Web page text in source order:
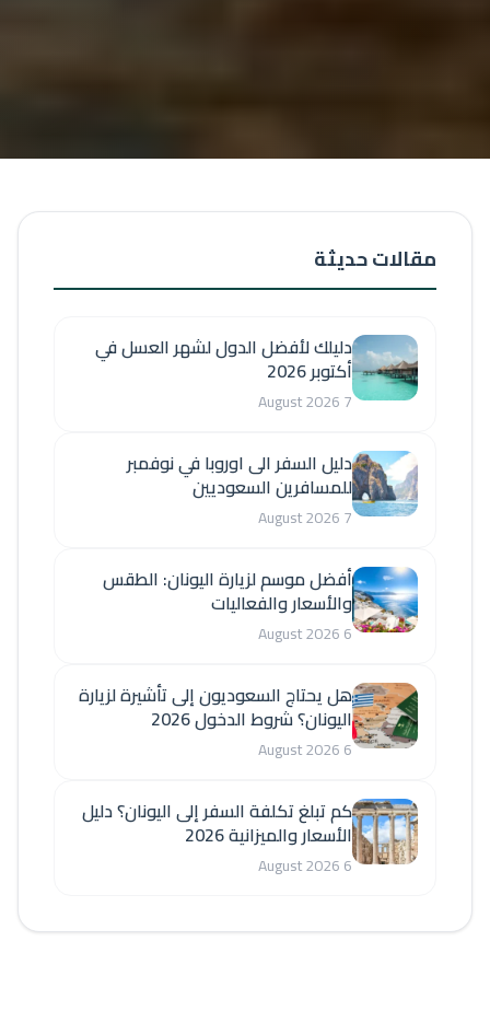
مقالات حديثة
دليلك لأفضل الدول لشهر العسل في
أكتوبر 2026
7 August 2026
دليل السفر الى اوروبا في نوفمبر
للمسافرين السعوديين
7 August 2026
أفضل موسم لزيارة اليونان: الطقس
والأسعار والفعاليات
6 August 2026
هل يحتاج السعوديون إلى تأشيرة لزيارة
اليونان؟ شروط الدخول 2026
6 August 2026
كم تبلغ تكلفة السفر إلى اليونان؟ دليل
الأسعار والميزانية 2026
6 August 2026